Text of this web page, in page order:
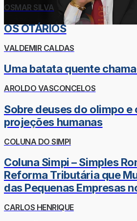
OSMAR SILVA
OS OTÁRIOS
VALDEMIR CALDAS
Uma batata quente
AROLDO VASCONCELOS
Sobre deuses do olimpo e
projeções humanas
COLUNA DO SIMPI
Coluna Simpi – Simples
Reforma Tributária que
das Pequenas Empresas
CARLOS HENRIQUE